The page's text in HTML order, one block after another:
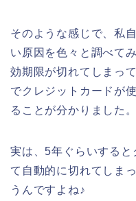
そのような感じで、私
い原因を色々と調べて
効期限が切れてしまっ
でクレジットカードが
ることが分かりました。
実は、5年ぐらいする
て自動的に切れてしま
うんですよね♪